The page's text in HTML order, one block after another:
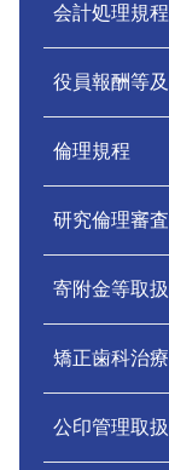
会計処理規程
役員報酬等
倫理規程
研究倫理審
寄附金等取
矯正歯科治
公印管理取